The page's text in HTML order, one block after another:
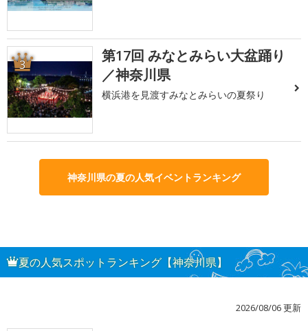
3
第17回 みなとみらい大盆踊り
／神奈川県
横浜港を見渡すみなとみらいの夏祭り
神奈川県の夏の人気イベントランキング
夏の人気スポットランキング【神奈川県】
2026/08/06 更新